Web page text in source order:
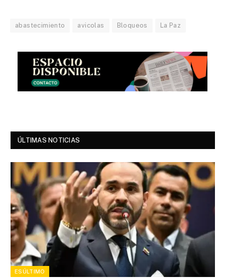
abastecimiento avicolas Bloqueos La Paz
ÚLTIMAS NOTICIAS
ESÚLTIMO